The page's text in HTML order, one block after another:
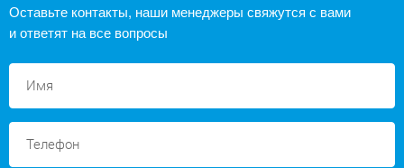
Оставьте контакты, наши менеджеры свяжутся с вами
и ответят на все вопросы